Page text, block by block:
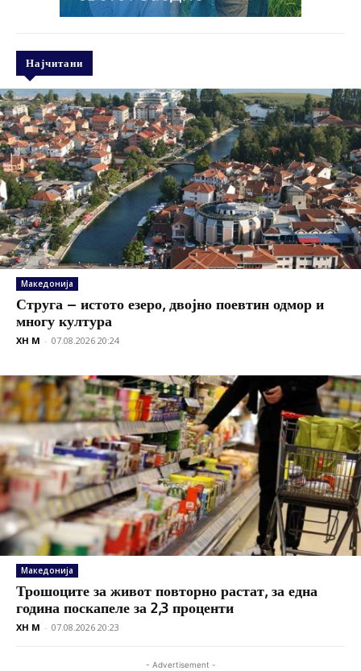
Најчитани
Македонија
Струга – истото езеро, двојно поевтин одмор и
многу култура
XH M - 07.08.2026 20:24
Македонија
Трошоците за живот повторно растат, за една
година поскапеле за 2,3 проценти
XH M - 07.08.2026 20:23
- Advertisement -